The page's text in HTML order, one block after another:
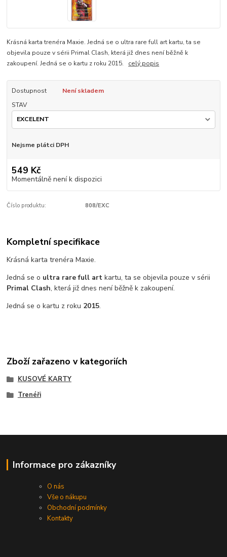
Krásná karta trenéra Maxie. Jedná se o ultra rare full art kartu, ta se
objevila pouze v sérii Primal Clash, která již dnes není běžně k
zakoupení. Jedná se o kartu z roku 2015. celý popis
Dostupnost
Není skladem
STAV
Nejsme plátci DPH
549 Kč
Momentálně není k dispozici
Číslo produktu: 808/EXC
Kompletní specifikace
Krásná karta trenéra Maxie.
Jedná se o ultra rare full art kartu, ta se objevila pouze v sérii
Primal Clash, která již dnes není běžně k zakoupení.
Jedná se o kartu z roku 2015.
Zboží zařazeno v kategoriích
KUSOVÉ KARTY
Trenéři
Informace pro zákazníky
O nás
Vše o nákupu
Obchodní podmínky
Kontakty